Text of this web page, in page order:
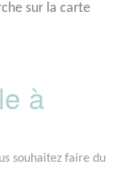
sur la carte
à
souhaitez faire du